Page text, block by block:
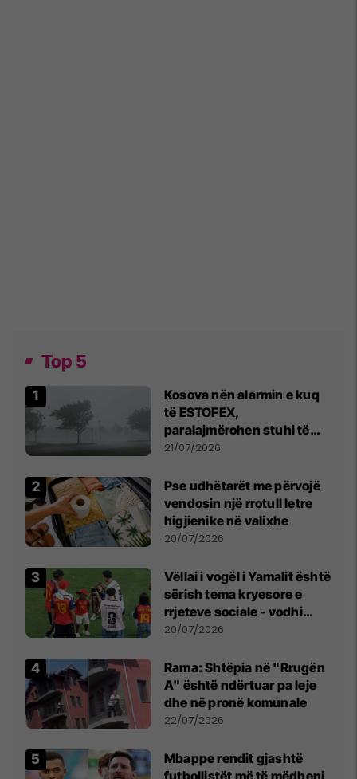
Top 5
Kosova nën alarmin e kuq
të ESTOFEX,
paralajmërohen stuhi të
fuqishme me breshër dhe
21/07/2026
Pse udhëtarët me përvojë
vendosin një rrotull letre
higjienike në valixhe
20/07/2026
Vëllai i vogël i Yamalit është
sërish tema kryesore e
rrjeteve sociale - vodhi
vëmendjen pas finales së
20/07/2026
Rama: Shtëpia në "Rrugën
A" është ndërtuar pa leje
dhe në pronë komunale
22/07/2026
Mbappe rendit gjashtë
futbollistët më të mëdhenj